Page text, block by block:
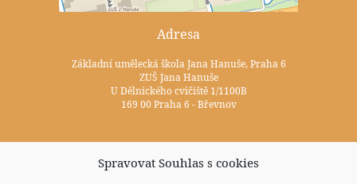
Spravovat Souhlas s cookies
Adresa
Základní umělecká škola Jana Hanuše, Praha 6
ZUŠ Jana Hanuše
U Dělnického cvičiště 1/1100B
169 00 Praha 6 - Břevnov